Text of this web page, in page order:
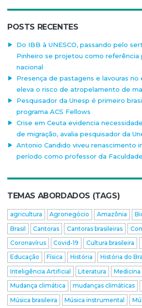
POSTS RECENTES
Do IBB à UNESCO, passando pelo
Pinheiro se projetou como referência
nacional
Presença de pastagens e lavouras
eleva o risco de atropelamento de
Pesquisador da Unesp é primeiro
programa ACS Fellows
Crise em Ceuta evidencia
de migração, avalia pesquisador da
Antonio Candido viveu renascimento
período como professor da
TEMAS ABORDADOS (TAGS)
agricultura Agronegócio Amazônia
Brasil
Cantoras Cantoras brasileiras
Coronavírus
Covid-19 Cultura brasileira
Educação
Física História
História do
Inteligência Artificial
Literatura Medicina
Mudança climática
mudanças climáticas
Música brasileira
Música instrumental